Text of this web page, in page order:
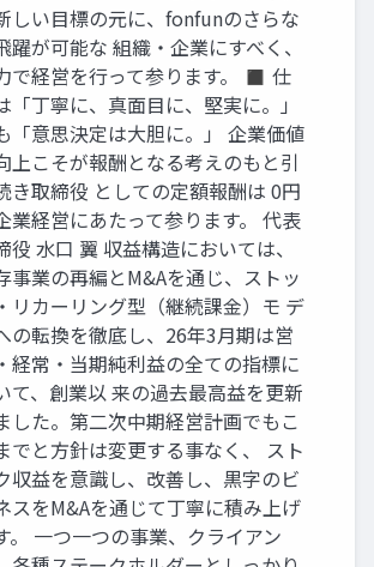
しい目標の元に、fonfunのさらな
躍が可能な 組織・企業にすべく、
で経営を行って参ります。 ◼ 仕
「丁寧に、真面目に、堅実に。」
「意思決定は大胆に。」 企業価値
上こそが報酬となる考えのもと引
き取締役 としての定額報酬は 0円
業経営にあたって参ります。 代表
役 水口 翼 収益構造においては、
事業の再編とM&Aを通じ、ストッ
リカーリング型（継続課金）モ デ
の転換を徹底し、26年3月期は営
経常・当期純利益の全ての指標に
て、創業以 来の過去最高益を更新
した。第二次中期経営計画でもこ
でと方針は変更する事なく、 スト
収益を意識し、改善し、黒字のビ
スをM&Aを通じて丁寧に積み上げ
。 一つ一つの事業、クライアン